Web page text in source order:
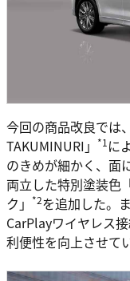
今回の商品改良では
TAKUMINURI」
*1 に
のきめが細かく、面
両立した特別塗装色
ク」
*2を追加した。
CarPlayワイヤレス
利便性を向上させて